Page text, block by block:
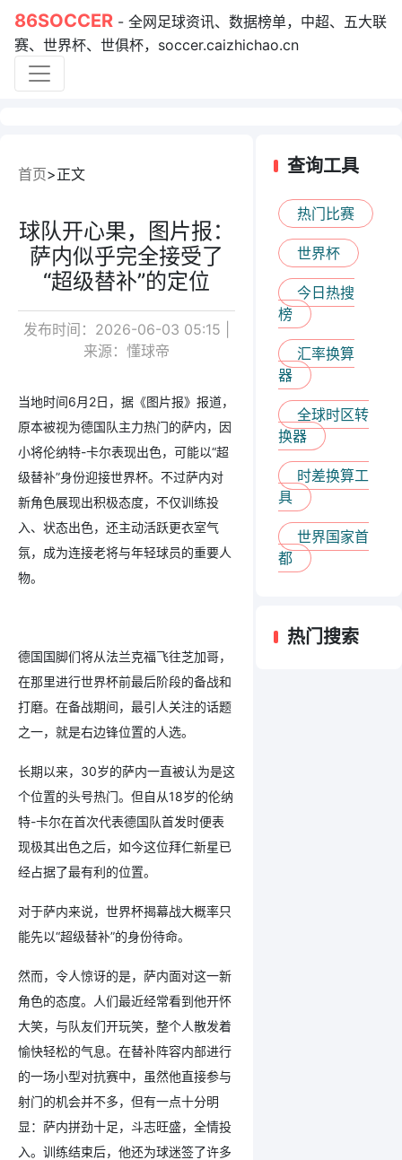
86SOCCER - 全网足球资讯、数据榜单，中超、五大联
赛、世界杯、世俱杯，soccer.caizhichao.cn
首页 正文
球队开心果，图片报：
萨内似乎完全接受了
“超级替补”的定位
发布时间：2026-06-03 05:15 |
来源：懂球帝
当地时间6月2日，据《图片报》报道，
原本被视为德国队主力热门的萨内，因
小将伦纳特-卡尔表现出色，可能以“超
级替补”身份迎接世界杯。不过萨内对
新角色展现出积极态度，不仅训练投
入、状态出色，还主动活跃更衣室气
氛，成为连接老将与年轻球员的重要人
物。
德国国脚们将从法兰克福飞往芝加哥，
在那里进行世界杯前最后阶段的备战和
打磨。在备战期间，最引人关注的话题
之一，就是右边锋位置的人选。
长期以来，30岁的萨内一直被认为是这
个位置的头号热门。但自从18岁的伦纳
特-卡尔在首次代表德国队首发时便表
现极其出色之后，如今这位拜仁新星已
经占据了最有利的位置。
对于萨内来说，世界杯揭幕战大概率只
能先以“超级替补”的身份待命。
然而，令人惊讶的是，萨内面对这一新
角色的态度。人们最近经常看到他开怀
大笑，与队友们开玩笑，整个人散发着
愉快轻松的气息。在替补阵容内部进行
的一场小型对抗赛中，虽然他直接参与
射门的机会并不多，但有一点十分明
显：萨内拼劲十足，斗志旺盛，全情投
入。训练结束后，他还为球迷签了许多
查询工具
热门比赛
世界杯
今日热搜
榜
汇率换算
器
全球时区转
换器
时差换算工
具
世界国家首
都
热门搜索